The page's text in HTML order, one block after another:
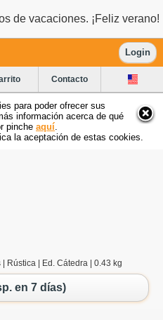
de vacaciones. ¡Feliz verano!
Login
Contacto
para poder ofrecer sus
información acerca de qué
pinche aquí
la aceptación de estas cookies.
Rústica | Ed. Cátedra | 0.43 kg
en 7 días)